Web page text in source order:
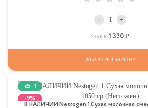
- +
1 450 Р 1 320 Р
ДОБАВИТЬ В КОРЗИНУ
1
-9%
В НАЛИЧИИ Nestogen 1 Сухая молочная